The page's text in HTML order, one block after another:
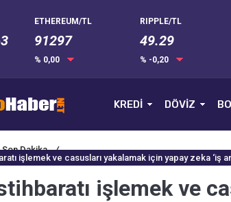
ETHEREUM/TL
91297
% 0,00
RIPPLE/TL
49.29
% -0,20
KREDİ DÖVİZ
Son Dakika
/
işlemek ve casusları yakalamak için yapay zeka ‘iş
işlemek ve